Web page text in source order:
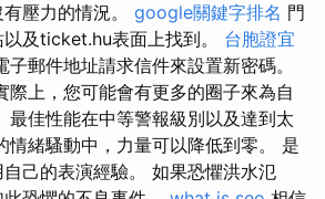
壓力的情況。 google關鍵字排名 門
及ticket.hu表面上找到。 台胞證宜
郵件地址請求信件來設置新密碼。
際上，您可能會有更多的圈子來為自
最佳性能在中等警報級別以及達到太
情緒騷動中，力量可以降低到零。 是
己的表演經驗。 如果恐懼洪水氾